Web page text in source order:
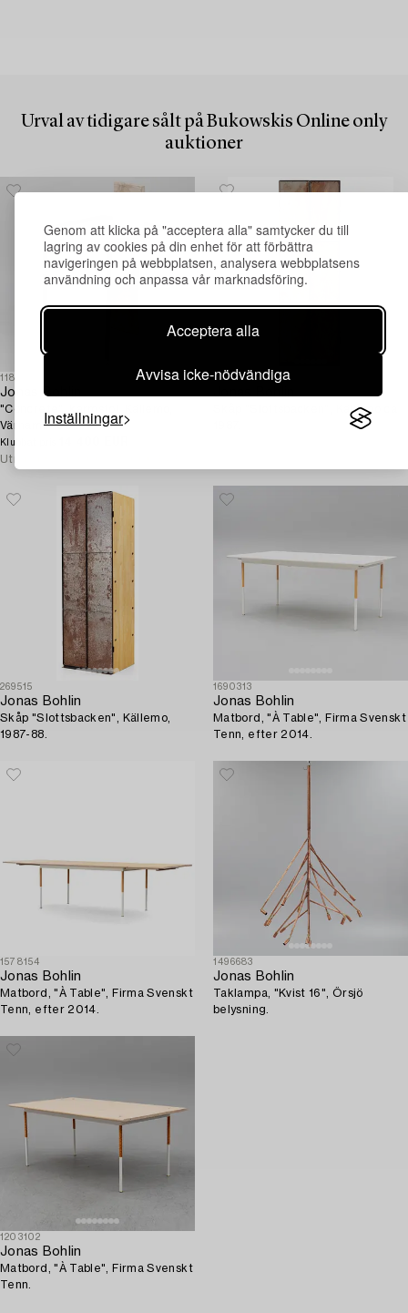
Genom att klicka på "acceptera alla" samtycker du till
lagring av cookies på din enhet för att förbättra
navigeringen på webbplatsen, analysera webbplatsens
användning och anpassa vår marknadsföring.
Acceptera alla
Avvisa icke-nödvändiga
Inställningar
Urval av tidigare sålt på Bukowskis Online only
auktioner
1182269
Jonas Bohlin
"Concrete", karmstol, Källemo,
Värnamo 1981.
Klubbat pris
Utropspris
58
Skåp "Slottsbacken", Källemo ca
269515
Jonas Bohlin
Skåp "Slottsbacken", Källemo,
1987-88.
1690313
Jonas Bohlin
Matbord, "À Table", Firma Svenskt
Tenn, efter 2014.
1578154
Jonas Bohlin
Matbord, "À Table", Firma Svenskt
Tenn, efter 2014.
1496683
Jonas Bohlin
Taklampa, "Kvist 16", Örsjö
belysning.
1203102
Jonas Bohlin
Matbord, "À Table", Firma Svenskt
Tenn.